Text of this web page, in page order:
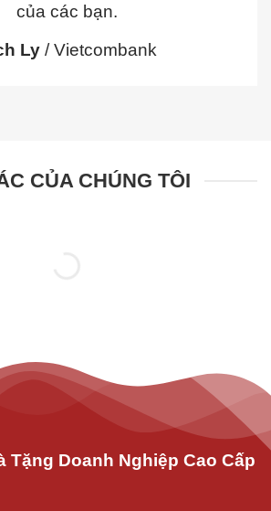
của các bạn.
Ly /Vietcombank
CỦA CHÚNG TÔI
Tặng Doanh Nghiệp Cao Cấp